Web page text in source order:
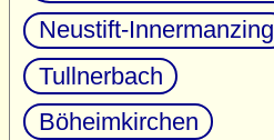
Neustift-Innermanzing
Tullnerbach
Böheimkirchen